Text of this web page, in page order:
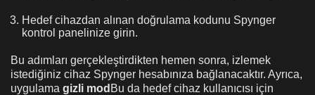
Hedef cihazdan alınan doğrulama kodunu Spynger
kontrol panelinize girin.
Bu adımları gerçekleştirdikten hemen sonra, izlemek
istediğiniz cihaz Spynger hesabınıza bağlanacaktır. Ayrıca,
uygulama gizli mod Bu da hedef cihaz kullanıcısı için